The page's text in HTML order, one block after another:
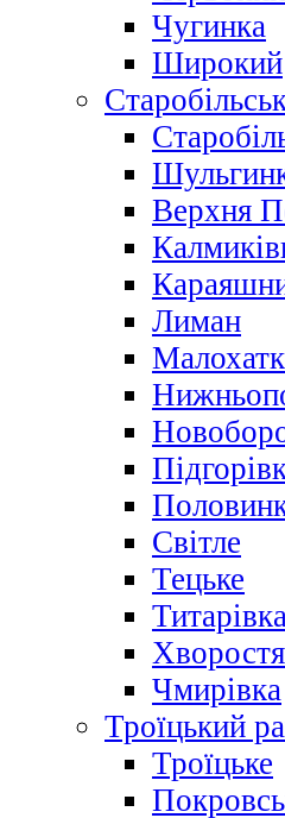
Чугинка
Широкий
Верхня
Лиман
Світле
Тецьке
Чмирівка
Троїцький
Троїцьке